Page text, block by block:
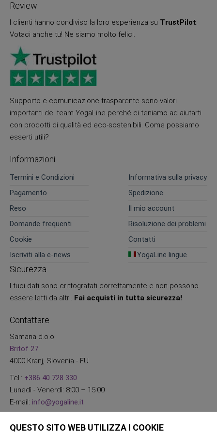
Review
I clienti hanno condiviso la loro esperienza su TrustPilot.
Votaci anche tu! Ne siamo molto felici.
Supporto e comunicazione trasparente sono valori
importanti del team YogaLine perché ci teniamo ad aiutarti
con prodotti di qualità ed eco-sostenibili. Come possiamo
esserti utili?
Informazioni
Termini e Condizioni
Informativa sulla privacy
Pagamento
Spedizione
Reso
Il mio account
Domande frequenti
Risoluzione dei problemi
Cookie
Contatti
Iscriviti alla e-news
YogaLine lingue
Sicurezza
I tuoi dati sono crittografati correttamente e non possono
essere letti da altri. Fai acquisti in tutta sicurezza!
Contattare
Samana d.o.o.
Britof 27
4000 Kranj, Slovenia - EU
Tel.: +386 40 728 330
Lunedì - Venerdì: 8:00 – 15:00
E-mail: info@yogaline.it
QUESTO SITO WEB UTILIZZA I COOKIE